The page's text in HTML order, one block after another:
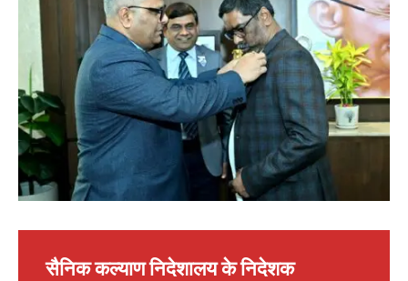
सैनिक कल्याण निदेशालय के निदेशक